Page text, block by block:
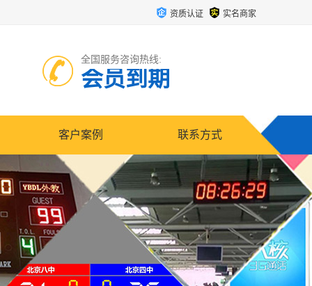
资质认证 实名商家
全国服务咨询热线:
会员到期
客户案例 联系方式